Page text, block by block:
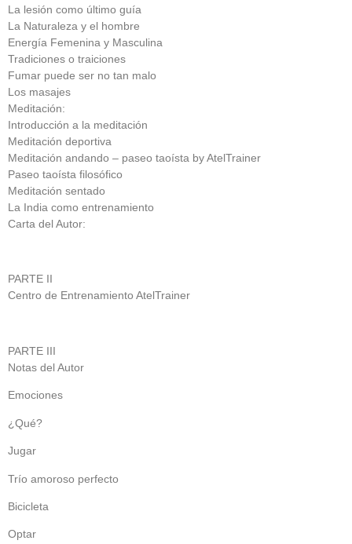
La lesión como último guía
La Naturaleza y el hombre
Energía Femenina y Masculina
Tradiciones o traiciones
Fumar puede ser no tan malo
Los masajes
Meditación:
Introducción a la meditación
Meditación deportiva
Meditación andando – paseo taoísta by AtelTrainer
Paseo taoísta filosófico
Meditación sentado
La India como entrenamiento
Carta del Autor:
PARTE II
Centro de Entrenamiento AtelTrainer
PARTE III
Notas del Autor
Emociones
¿Qué?
Jugar
Trío amoroso perfecto
Bicicleta
Optar